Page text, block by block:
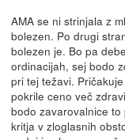
AMA se ni strinjala z
bolezen. Po drugi
bolezen je. Bo pa
ordinacijah, sej bodo
pri tej težavi.
pokrile ceno več
bodo zavarovalnice
kritja v zloglasnih